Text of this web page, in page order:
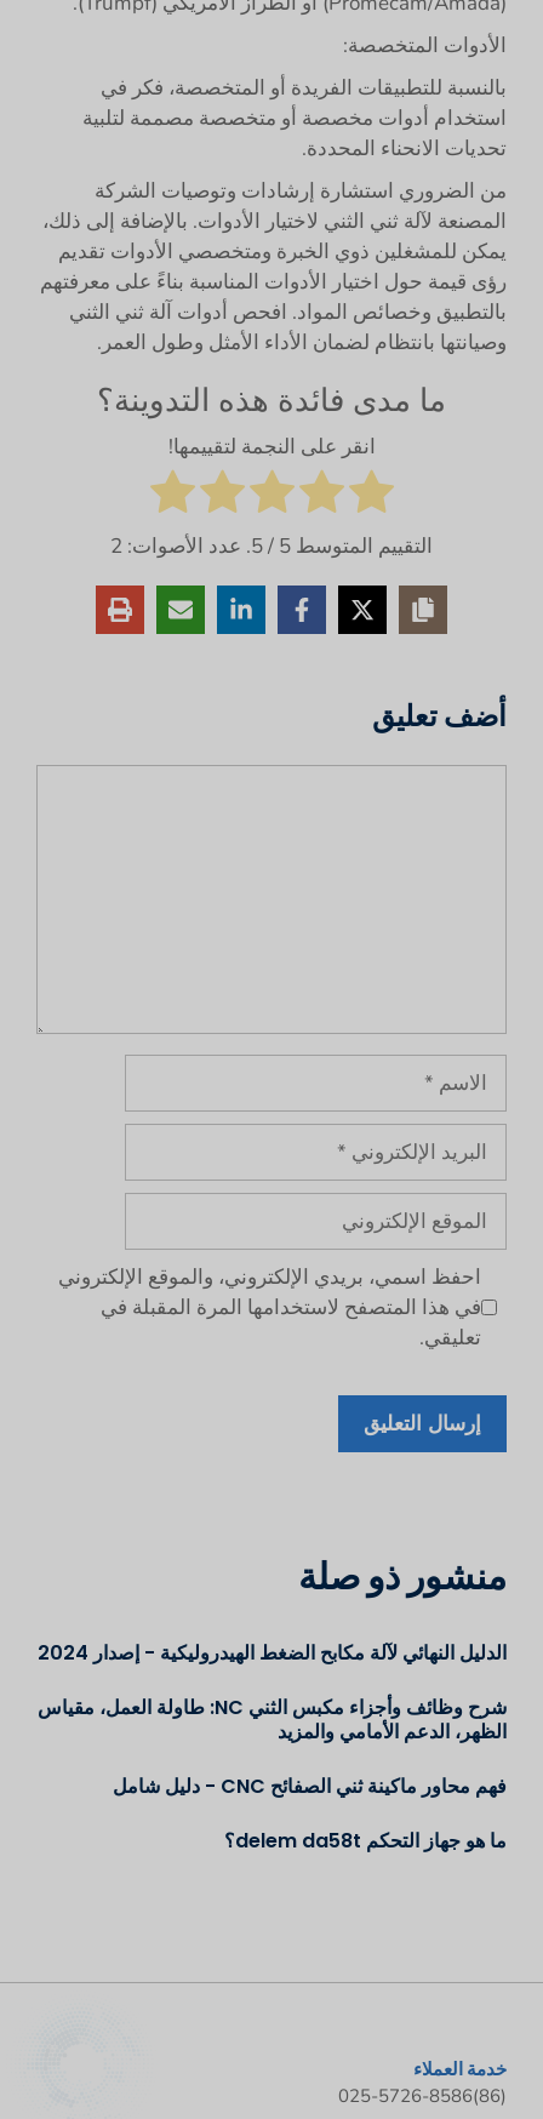
الأدوات المتخصصة:
بالنسبة للتطبيقات الفريدة أو المتخصصة، فكر في
استخدام أدوات مخصصة أو متخصصة مصممة لتلبية
تحديات الانحناء المحددة.
من الضروري استشارة إرشادات وتوصيات الشركة
المصنعة لآلة ثني الثني لاختيار الأدوات. بالإضافة إلى ذلك،
يمكن للمشغلين ذوي الخبرة ومتخصصي الأدوات تقديم
رؤى قيمة حول اختيار الأدوات المناسبة بناءً على معرفتهم
بالتطبيق وخصائص المواد. افحص أدوات آلة ثني الثني
وصيانتها بانتظام لضمان الأداء الأمثل وطول العمر.
ما مدى فائدة هذه التدوينة؟
انقر على النجمة لتقييمها!
التقييم المتوسط 5 / 5. عدد الأصوات: 2
أضف تعليق
الاسم
البريد
الإلكتروني
الموقع
الإلكتروني
احفظ اسمي، بريدي الإلكتروني، والموقع الإلكتروني
في هذا المتصفح لاستخدامها المرة المقبلة في
تعليقي.
منشور ذو صلة
الدليل النهائي لآلة مكابح الضغط الهيدروليكية - إصدار 2024
شرح وظائف وأجزاء مكبس الثني NC: طاولة العمل، مقياس
الظهر، الدعم الأمامي والمزيد
فهم محاور ماكينة ثني الصفائح CNC - دليل شامل
ما هو جهاز التحكم delem da58t؟
خدمة العملاء
(86)025-5726-8586